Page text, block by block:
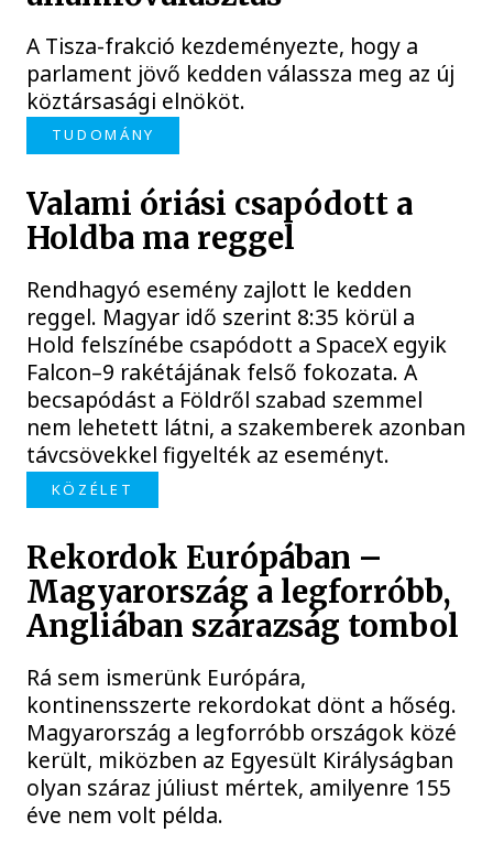
A Tisza-frakció kezdeményezte, hogy a
parlament jövő kedden válassza meg az új
köztársasági elnököt.
TUDOMÁNY
Valami óriási csapódott a
Holdba ma reggel
Rendhagyó esemény zajlott le kedden
reggel. Magyar idő szerint 8:35 körül a
Hold felszínébe csapódott a SpaceX egyik
Falcon–9 rakétájának felső fokozata. A
becsapódást a Földről szabad szemmel
nem lehetett látni, a szakemberek azonban
távcsövekkel figyelték az eseményt.
KÖZÉLET
Rekordok Európában –
Magyarország a legforróbb,
Angliában szárazság tombol
Rá sem ismerünk Európára,
kontinensszerte rekordokat dönt a hőség.
Magyarország a legforróbb országok közé
került, miközben az Egyesült Királyságban
olyan száraz júliust mértek, amilyenre 155
éve nem volt példa.